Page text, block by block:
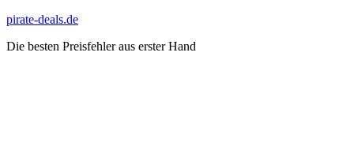
Zum
springen
pirate-deals.de
Die besten Preisfehler aus erster Hand